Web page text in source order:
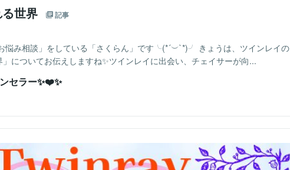
世界 記事
悩み相談」をしている「さくらん」です╰(*´︶`*)╯ きょうは、ツインレイの
についてお伝えしますね✨ツインレイに出会い、チェイサーが向...
セラー✨❤️✨